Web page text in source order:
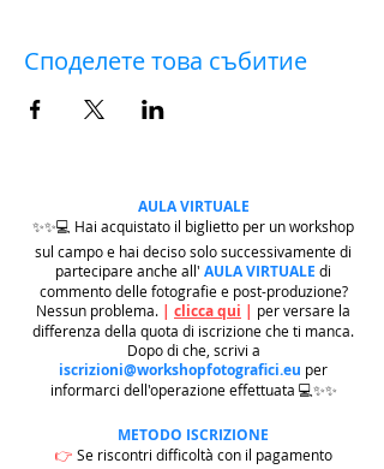
Споделете това събитие
AULA VIRTUALE
✨✨💻 Hai acquistato il biglietto per un workshop
sul campo e hai deciso solo successivamente di
partecipare anche all' AULA VIRTUALE di
commento delle fotografie e post-produzione?
Nessun problema. | clicca qui | per versare la
differenza della quota di iscrizione che ti manca.
Dopo di che, scrivi a
iscrizioni@workshopfotografici.eu per
informarci dell'operazione effettuata 💻✨✨
METODO ISCRIZIONE
👉 Se riscontri difficoltà con il pagamento